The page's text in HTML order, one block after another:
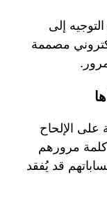
إلى
مصممة
على الإلحاح
كلمة مرورهم
قد يُفقد